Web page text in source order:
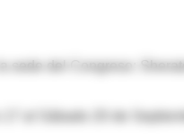
sede del Congreso:
al Sábado 20 de